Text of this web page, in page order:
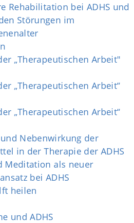
Rehabilitation bei ADHS und
Störungen im
„Therapeutischen Arbeit"
„Therapeutischen Arbeit“
„Therapeutischen Arbeit“
Nebenwirkung der
in der Therapie der ADHS
Meditation als neuer
bei ADHS
heilen
und ADHS